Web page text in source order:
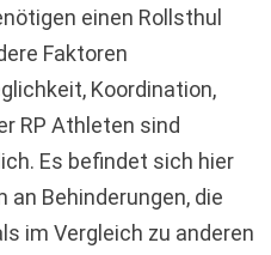
einen Rollsthul
Faktoren
Koordination,
RP Athleten sind
Es befindet sich hier
an Behinderungen, die
im Vergleich zu anderen